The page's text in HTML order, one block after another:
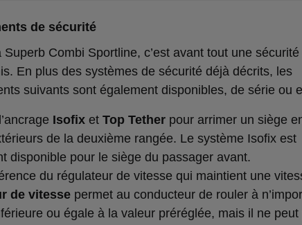
de sécurité
Superb Combi Sportline, c’est avant tout une
En plus des systèmes de sécurité déjà décrits, les
suivants sont également disponibles, de série ou
Isofixet Top Tetherpour arrimer un siège
de la deuxième rangée. Le système Isofix est
disponible pour le siège du passager avant.
du régulateur de vitesse qui maintient une
de vitessepermet au conducteur de rouler à
ou égale à la valeur préréglée, mais il ne peut